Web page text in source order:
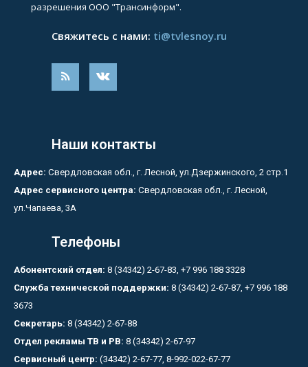
разрешения ООО "Трансинформ".
Свяжитесь с нами: ti@tvlesnoy.ru
Наши контакты
Адрес: Свердловская обл., г. Лесной, ул.Дзержинского, 2 стр.1
Адрес сервисного центра: Свердловская обл., г. Лесной,
ул.Чапаева, 3А
Телефоны
Абонентский отдел: 8 (34342) 2-67-83, +7 996 188 3328
Служба технической поддержки: 8 (34342) 2-67-87, +7 996 188
3673
Секретарь: 8 (34342) 2-67-88
Отдел рекламы ТВ и РВ: 8 (34342) 2-67-97
Сервисный центр: (34342) 2-67-77, 8-992-022-67-77